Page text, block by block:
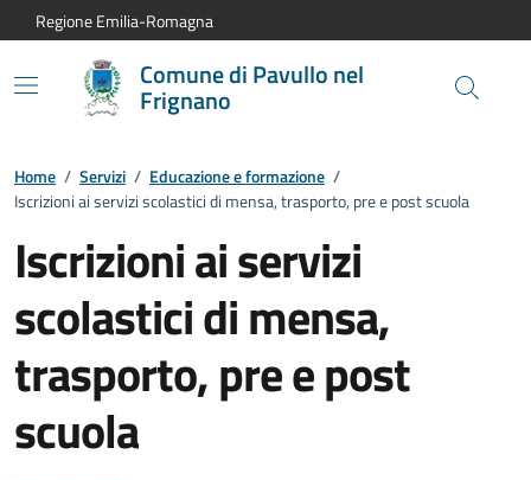
Vai al contenuto principale
Vai alla navigazione del sito
Vai al piede di pagina
Regione Emilia-Romagna
Comune di Pavullo nel
Frignano
Home / Servizi / Educazione e formazione /
Iscrizioni ai servizi scolastici di mensa, trasporto, pre e post scuola
Iscrizioni ai servizi
scolastici di mensa,
trasporto, pre e post
scuola